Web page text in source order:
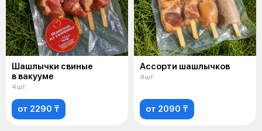
Шашлычки свиные
в вакууме
4 шт.
от 2290 ₸
Ассорти шашлычков
4 шт.
от 2090 ₸